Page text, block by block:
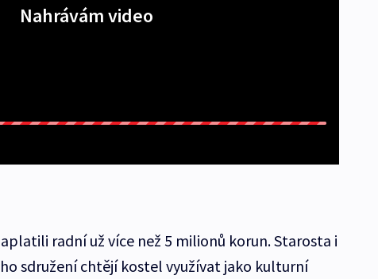
Nahrávám video
radní už více než 5 milionů korun. Starosta i
sdružení chtějí kostel využívat jako kulturní